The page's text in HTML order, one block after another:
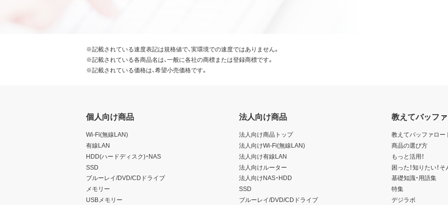
※記載されている速度表記は規格値で、実環境での速度ではありません。
※記載されている各商品名は、一般に各社の商標または登録商標です。
※記載されている価格は、希望小売価格です。
個人向け商品
Wi-Fi(無線LAN)
有線LAN
HDD(ハードディスク)・NAS
SSD
ブルーレイ/DVD/CDドライブ
メモリー
USBメモリー
法人向け商品
法人向け商品トップ
法人向けWi-Fi(無線LAN)
法人向け有線LAN
法人向けルーター
法人向けNAS・HDD
SSD
ブルーレイ/DVD/CDドライブ
教えてバッフ
教えてバッファロー
商品の選び方
もっと活用！
困った！知りたい！
基礎知識・用語集
特集
デジラボ